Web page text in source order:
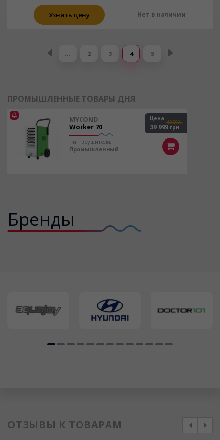
Узнать цену Нет в наличии
… 2 3 4 5
ПРОМЫШЛЕННЫЕ ТОВАРЫ ДНЯ
MYCOND
Worker 70
Тип осушителя:
Промышленный
Цена:
39 999 грн
43 300грн
Бренды
ОТЗЫВЫ К ТОВАРАМ